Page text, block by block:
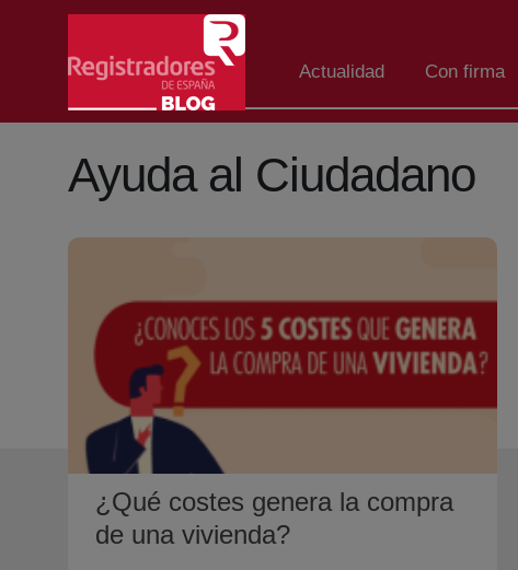
Salta al contingut principal
Actualidad Con firma
Ayuda al Ciudadano
¿Qué costes genera la compra
de una vivienda?